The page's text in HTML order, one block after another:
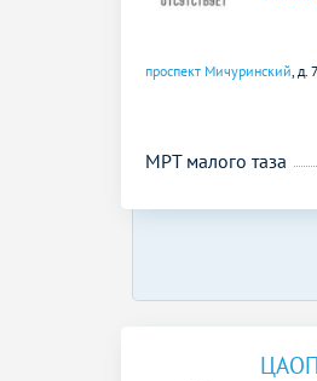
проспект Мичуринский , д.
МРТ малого таза